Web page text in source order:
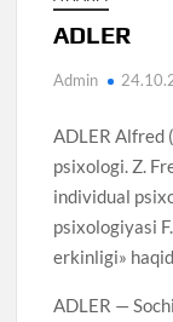
ADLER
Admin
ADLER
psixologi. Z.
individual
psixologiyasi
erkinligi»
ADLER —